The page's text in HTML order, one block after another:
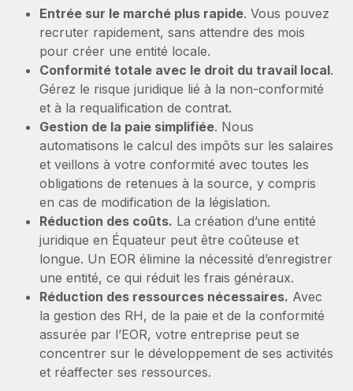
Entrée sur le marché plus rapide. Vous pouvez
recruter rapidement, sans attendre des mois
pour créer une entité locale.
Conformité totale avec le droit du travail local.
Gérez le risque juridique lié à la non-conformité
et à la requalification de contrat.
Gestion de la paie simplifiée. Nous
automatisons le calcul des impôts sur les salaires
et veillons à votre conformité avec toutes les
obligations de retenues à la source, y compris
en cas de modification de la législation.
Réduction des coûts. La création d’une entité
juridique en Équateur peut être coûteuse et
longue. Un EOR élimine la nécessité d’enregistrer
une entité, ce qui réduit les frais généraux.
Réduction des ressources nécessaires. Avec
la gestion des RH, de la paie et de la conformité
assurée par l’EOR, votre entreprise peut se
concentrer sur le développement de ses activités
et réaffecter ses ressources.